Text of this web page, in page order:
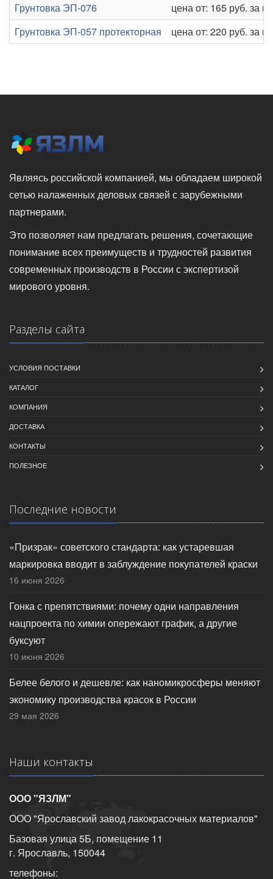
Грунтовка ЭП-076
цена от: 165 руб. за кг
Грунтовка ЭП-057 протекторная
цена от: 220 руб. за кг
Являясь российской компанией, мы обладаем широкой
сетью налаженных деловых связей с зарубежными
партнерами.
Это позволяет нам предлагать решения, сочетающие
понимание всех преимуществ и трудностей развития
современных производств в России с экспертизой
мирового уровня.
Разделы сайта
УСЛОВИЯ ПОСТАВКИ
КАТАЛОГ
КОМПАНИЯ
ДОСТАВКА
КОНТАКТЫ
ПОЛЕЗНОЕ
Последние новости
«Призрак» советского стандарта: как устаревшая
маркировка вводит в заблуждение покупателей краски
16 июня 2026
Гонка с препятствиями: почему одни направления
нацпроекта по химии опережают график, а другие
буксуют
10 июня 2026
Белее белого и дешевле: как наномикросферы меняют
экономику производства красок в России
29 мая 2026
Наши контакты
ООО "ЯЗЛМ"
ООО "Ярославский завод лакокрасочных материалов"
Базовая улица 5Б, помещение 11
г. Ярославль, 150044
телефоны: